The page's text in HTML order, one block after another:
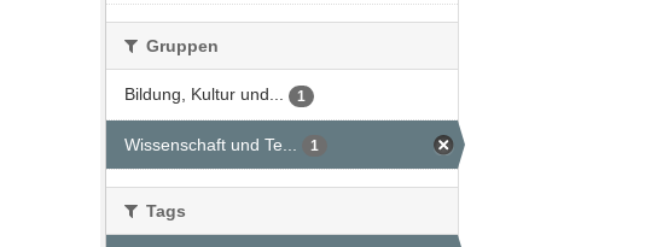
Gruppen
Bildung, Kultur und... 1
Wissenschaft und Te... 1
Tags